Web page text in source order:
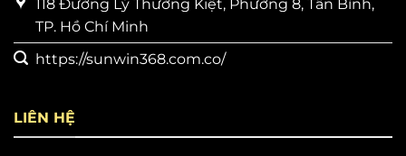
118 Đường Lý Thường Kiệt, Phường 8, Tân Bình,
TP. Hồ Chí Minh
https://sunwin368.com.co/
LIÊN HỆ